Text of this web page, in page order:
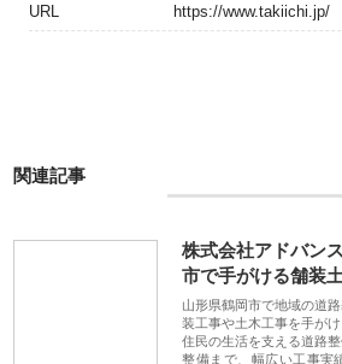
URL https://www.takiichi.jp/
関連記事
株式会社アドバン
市で手がける舗装
山形県鶴岡市で地域の道
装工事や土木工事を手が
住民の生活を支える道路
整備まで、幅広い工事実